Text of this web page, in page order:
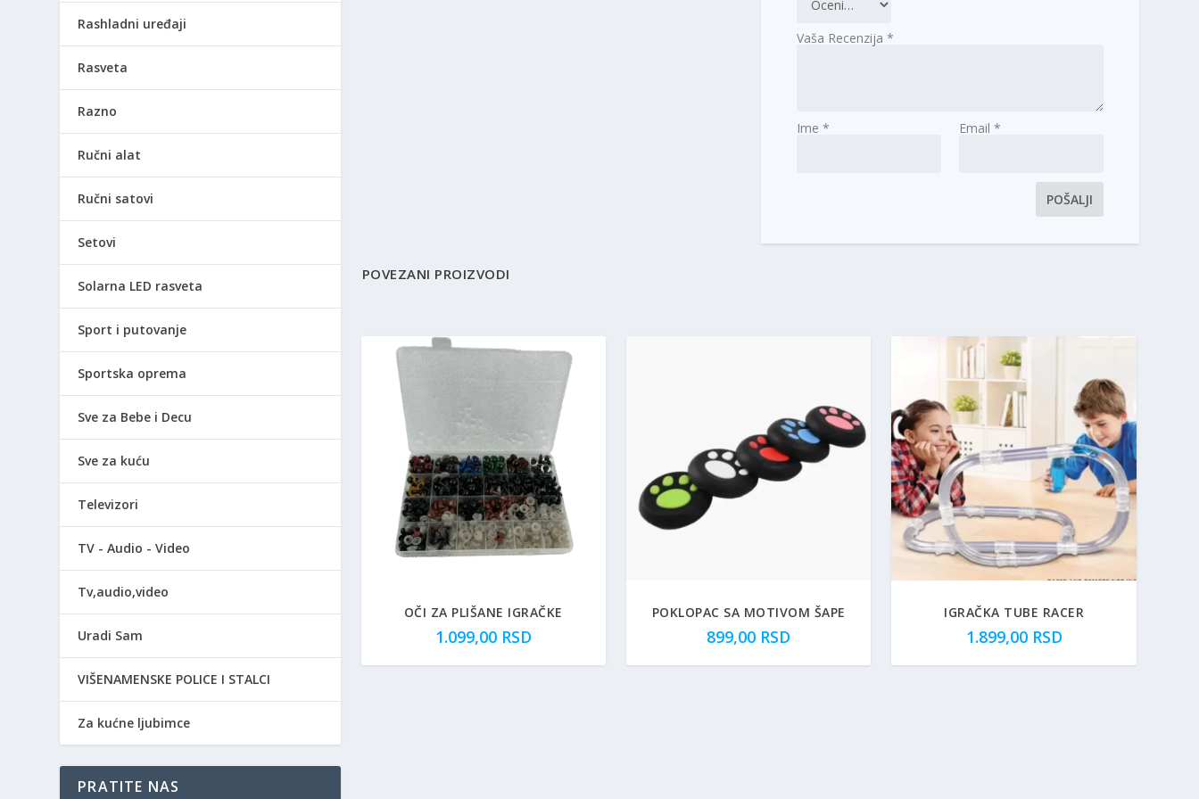
Vaša Recenzija*
Ime* Email*
POVEZANI PROIZVODI
OČI ZA PLIŠANE IGRAČKE
1.099,00 RSD
POKLOPAC SA MOTIVOM ŠAPE
899,00 RSD
IGRAČKA TUBE RACER
1.899,00 RSD
Rashladni uređaji
Rasveta
Razno
Ručni alat
Ručni satovi
Setovi
Solarna LED rasveta
Sport i putovanje
Sportska oprema
Sve za Bebe i Decu
Sve za kuću
Televizori
TV - Audio - Video
Tv,audio,video
Uradi Sam
VIŠENAMENSKE POLICE I STALCI
Za kućne ljubimce
PRATITE NAS